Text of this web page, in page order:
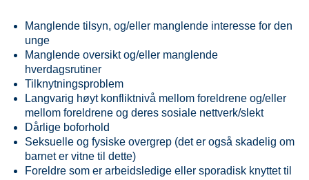
Manglende tilsyn, og/eller manglende interesse for den
unge
Manglende oversikt og/eller manglende
hverdagsrutiner
Tilknytningsproblem
Langvarig høyt konfliktnivå mellom foreldrene og/eller
mellom foreldrene og deres sosiale nettverk/slekt
Dårlige boforhold
Seksuelle og fysiske overgrep (det er også skadelig om
barnet er vitne til dette)
Foreldre som er arbeidsledige eller sporadisk knyttet til